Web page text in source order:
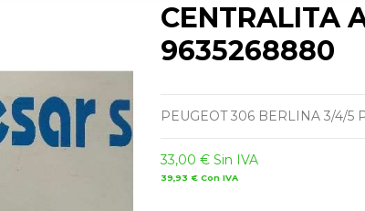
CENTRALITA
9635268880
PEUGEOT 306 BERLINA 3/4/5
33,00 € Sin IVA
39,93 € Con IVA